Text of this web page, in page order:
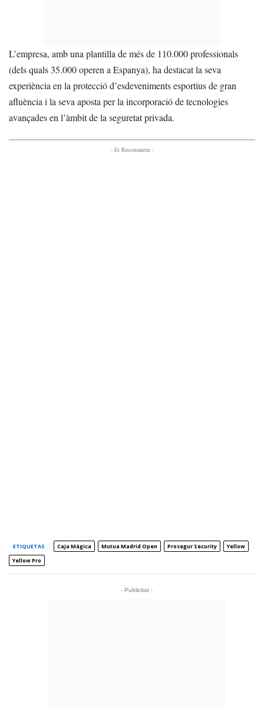
L’empresa, amb una plantilla de més de 110.000 professionals
(dels quals 35.000 operen a Espanya), ha destacat la seva
experiència en la protecció d’esdeveniments esportius de gran
afluència i la seva aposta per la incorporació de tecnologies
avançades en l’àmbit de la seguretat privada.
- Et Recomanem -
ETIQUETAS Caja Mágica Mutua Madrid Open Prosegur Security
Yellow
Yellow Pro
- Publicitat -